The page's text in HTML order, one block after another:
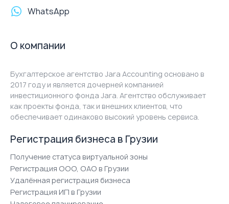
WhatsApp
О компании
Бухгалтерское агентство Jara Accounting основано в
2017 году и является дочерней компанией
инвестиционного фонда Jara. Агентство обслуживает
как проекты фонда, так и внешних клиентов, что
обеспечивает одинаково высокий уровень сервиса.
Регистрация бизнеса в Грузии
Получение статуса виртуальной зоны
Регистрация ООО, ОАО в Грузии
Удалённая регистрация бизнеса
Регистрация ИП в Грузии